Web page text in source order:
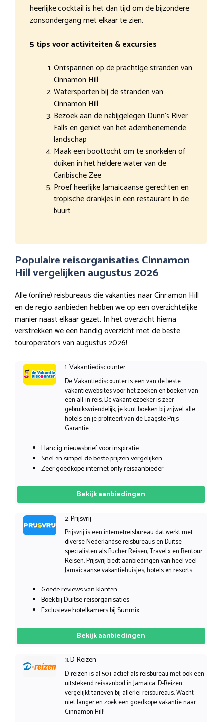
heerlijke cocktail is het dan tijd om de bijzondere
zonsondergang met elkaar te zien.
5 tips voor activiteiten & excursies
Ontspannen op de prachtige stranden van
Cinnamon Hill
Watersporten bij de stranden van
Cinnamon Hill
Bezoek aan de nabijgelegen Dunn’s River
Falls en geniet van het adembenemende
landschap
Maak een boottocht om te snorkelen of
duiken in het heldere water van de
Caribische Zee
Proef heerlijke Jamaicaanse gerechten en
tropische drankjes in een restaurant in de
buurt
Populaire reisorganisaties Cinnamon
Hill vergelijken augustus 2026
Alle (online) reisbureaus die vakanties naar Cinnamon Hill
en de regio aanbieden hebben we op een overzichtelijke
manier naast elkaar gezet. In het overzicht hierna
verstrekken we een handig overzicht met de beste
touroperators van augustus 2026!
1. Vakantiediscounter
De Vakantiediscounter is een van de beste
vakantiewebsites voor het zoeken en boeken van
een all-in reis. De vakantiezoeker is zeer
gebruiksvriendelijk, je kunt boeken bij vrijwel alle
hotels en je profiteert van de Laagste Prijs
Garantie.
Handig nieuwsbrief voor inspiratie
Snel en simpel de beste prijzen vergelijken
Zeer goedkope internet-only reisaanbieder
Bekijk aanbiedingen
2. Prijsvrij
Prijsvrij is een internetreisbureau dat werkt met
diverse Nederlandse reisbureaus en Duitse
specialisten als Bucher Reisen, Travelix en Bentour
Reisen. Prijsvrij biedt aanbiedingen van heel veel
Jamaicaanse vakantiehuisjes, hotels en resorts.
Goede reviews van klanten
Boek bij Duitse reisorganisaties
Exclusieve hotelkamers bij Sunmix
Bekijk aanbiedingen
3. D-Reizen
D-reizen is al 50+ actief als reisbureau met ook een
uitstekend reisaanbod in Jamaica. D-Reizen
vergelijkt tarieven bij allerlei reisbureaus. Wacht
niet langer en zoek een goedkope vakantie naar
Cinnamon Hill!